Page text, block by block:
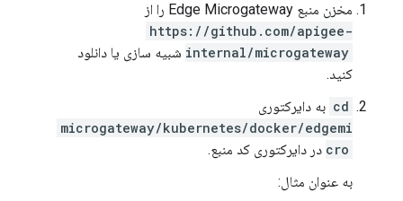
مخزن منبع Edge Microgateway را از
https://github.com/apigee-
internal/microgateway شبیه سازی یا دانلود
کنید.
cd به دایرکتوری
microgateway/kubernetes/docker/edgemi
cro در دایرکتوری کد منبع.
به عنوان مثال: